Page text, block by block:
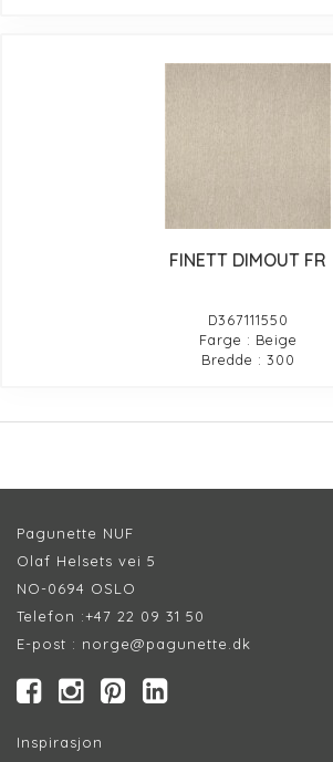
FINETT DIMOUT FR
D367111550
Farge : Beige
Bredde : 300
Pagunette NUF
Olaf Helsets vei 5
NO-0694 OSLO
Telefon :+47 22 09 31 50
E-post : norge@pagunette.dk
Inspirasjon